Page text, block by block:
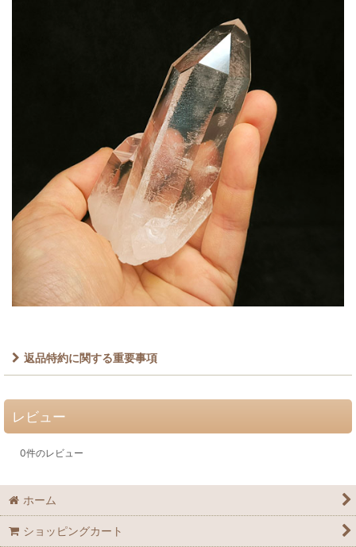
返品特約に関する重要事項
レビュー
0件のレビュー
ホーム
ショッピングカート